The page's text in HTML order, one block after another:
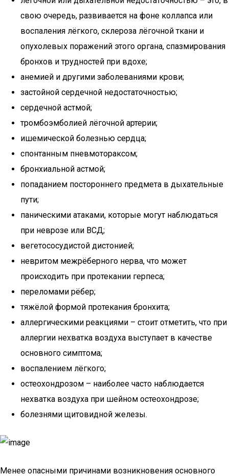
свою очередь, развивается на фоне коллапса или
воспаления лёгкого, склероза лёгочной ткани и
опухолевых поражений этого органа, спазмирования
бронхов и трудностей при вдохе;
анемией и другими заболеваниями крови;
застойной сердечной недостаточностью;
сердечной астмой;
тромбоэмболией лёгочной артерии;
ишемической болезнью сердца;
спонтанным пневмотораксом;
бронхиальной астмой;
попаданием постороннего предмета в дыхательные
пути;
паническими атаками, которые могут наблюдаться
при неврозе или ВСД;
вегетососудистой дистонией;
невритом межрёберного нерва, что может
происходить при протекании герпеса;
переломами рёбер;
тяжёлой формой протекания бронхита;
аллергическими реакциями – стоит отметить, что при
аллергии нехватка воздуха выступает в качестве
основного симптома;
воспалением лёгкого;
остеохондрозом – наиболее часто наблюдается
нехватка воздуха при шейном остеохондрозе;
болезнями щитовидной железы.
Менее опасными причинами возникновения основного